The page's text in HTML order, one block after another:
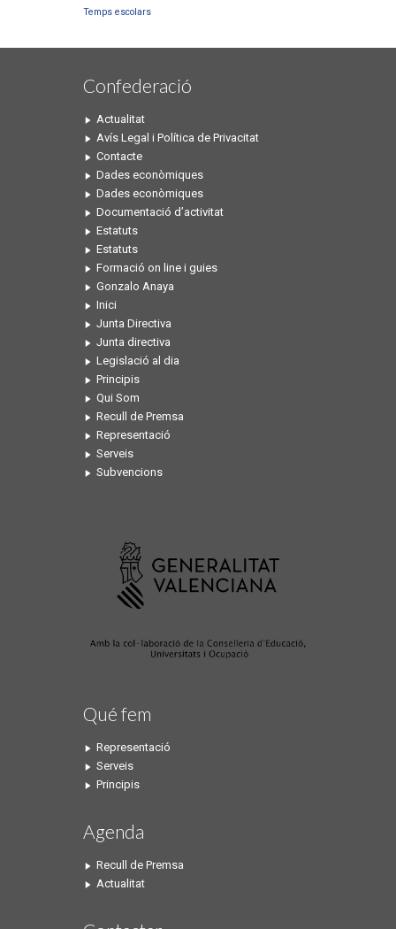
Temps escolars
Confederació
Actualitat
Avís Legal i Política de Privacitat
Contacte
Dades econòmiques
Dades econòmiques
Documentació d’activitat
Estatuts
Estatuts
Formació on line i guies
Gonzalo Anaya
Inici
Junta Directiva
Junta directiva
Legislació al dia
Principis
Qui Som
Recull de Premsa
Representació
Serveis
Subvencions
Qué fem
Representació
Serveis
Principis
Agenda
Recull de Premsa
Actualitat